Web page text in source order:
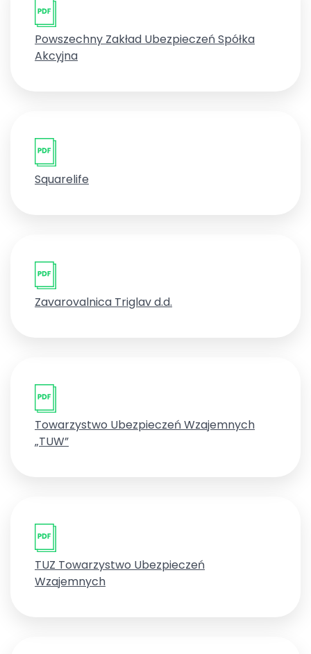
Powszechny Zakład Ubezpieczeń Spółka
Akcyjna
Squarelife
Zavarovalnica Triglav d.d.
Towarzystwo Ubezpieczeń Wzajemnych
„TUW”
TUZ Towarzystwo Ubezpieczeń
Wzajemnych